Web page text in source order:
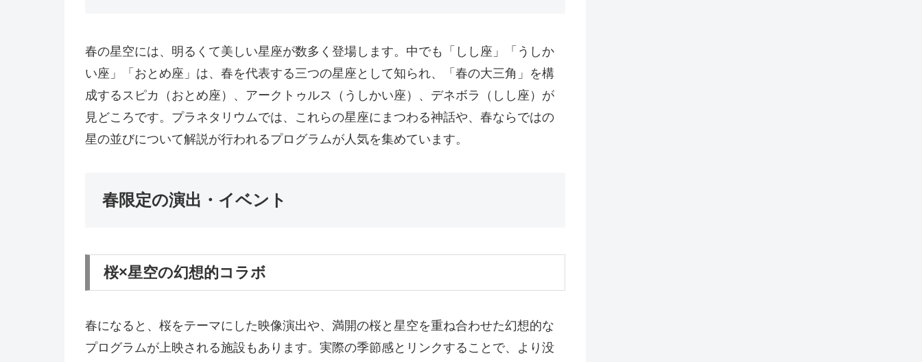
春の星空には、明るくて美しい星座が数多く登場します。中でも「しし座」「うしか
い座」「おとめ座」は、春を代表する三つの星座として知られ、「春の大三角」を構
成するスピカ（おとめ座）、アークトゥルス（うしかい座）、デネボラ（しし座）が
見どころです。プラネタリウムでは、これらの星座にまつわる神話や、春ならではの
星の並びについて解説が行われるプログラムが人気を集めています。
春限定の演出・イベント
桜×星空の幻想的コラボ
春になると、桜をテーマにした映像演出や、満開の桜と星空を重ね合わせた幻想的な
プログラムが上映される施設もあります。実際の季節感とリンクすることで、より没